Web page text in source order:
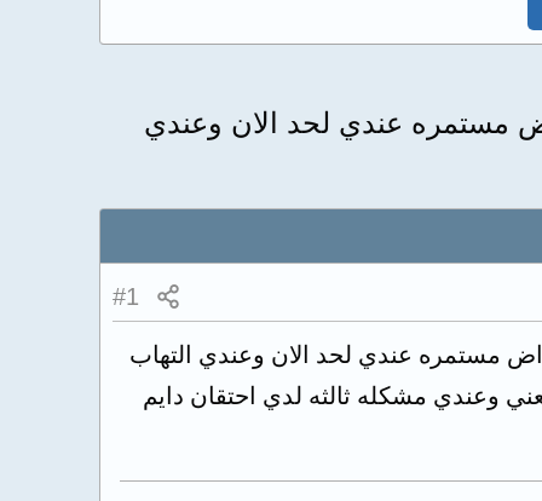
مستمره عندي لحد الان وعندي
#1
مستمره عندي لحد الان وعندي التهاب
وعندي مشكله ثالثه لدي احتقان دايم